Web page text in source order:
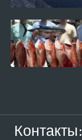
Контакты: